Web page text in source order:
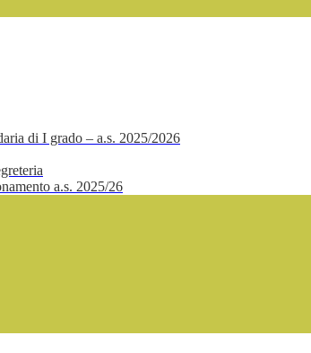
di I grado – a.s. 2025/2026
a.s. 2025/26